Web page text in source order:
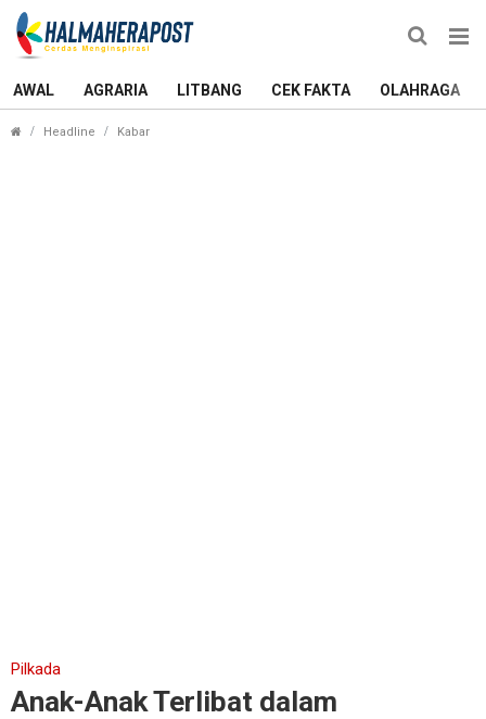
AWAL AGRARIA LITBANG CEK FAKTA OLAHRAGA
Headline Kabar
Pilkada
Anak-Anak Terlibat dalam